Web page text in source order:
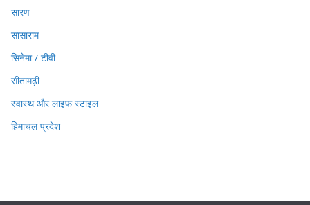
सारण
सासाराम
सिनेमा / टीवी
सीतामढ़ी
स्वास्थ और लाइफ स्टाइल
हिमाचल प्रदेश